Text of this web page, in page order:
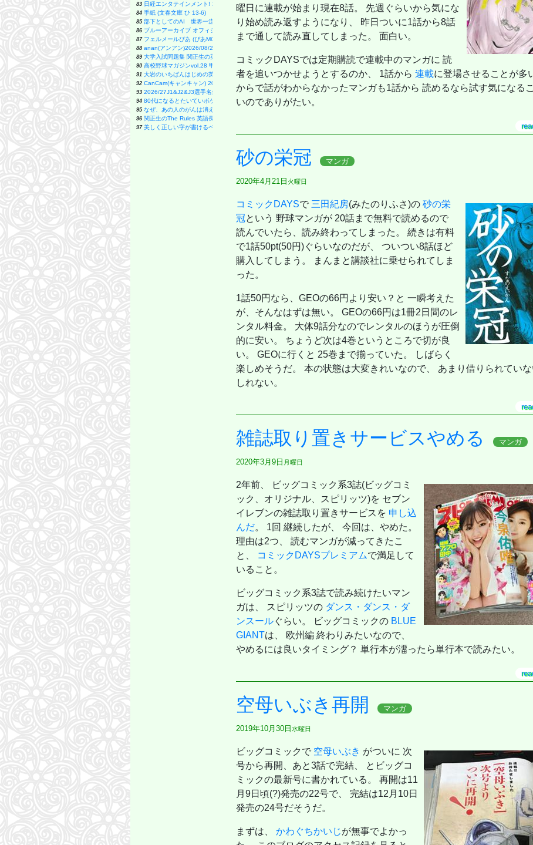
83 日経エンタテインメント! 2026年 9 月号【表紙：SUPER EIGHT】
84 手紙 (文春文庫 ひ 13-6)
85 部下としてのAI 世界一流エンジニアの進化術
86 ブルーアーカイブ オフィシャルアートワークス4
87 フェルメールぴあ (ぴあMOOK)
88 anan(アンアン)2026/08/26号 No.2508[睡眠の技術。／ふぉ～ゆ～]
89 大学入試問題集 関正生の英文法ポラリス[1 標準レベル]
90 高校野球マガジンvol.28 甲子園2026夏完全ガイド（週刊ベースボール9/3号増刊）
91 大岩のいちばんはじめの英文法【超基礎文法編】 (東進ブックス 名人の授業シリーズ)
92 CanCam(キャンキャン) 2026年9月号 特別版【表紙：ACEes】
93 2026/27J1&J2&J3選手名鑑 (NSK MOOK)
94 80代になるとたいていボケるか死ぬ。70代は神様から与えられた特別な時間 (幻冬舎新書 803)
95 なぜ、あの人のがんは消えたのか？80人のがんサバイバーと355の科学論文が示す新しい選択肢
96 関正生のThe Rules 英語長文問題集2入試標準 (大学入試)
97 美しく正しい字が書けるペン字練習帳
曜日に連載が始まり現在8話。 先週ぐらいから気にな
り始め読み返すようになり、 昨日ついに1話から8話
まで通して読み直してしまった。 面白い。
コミックDAYSでは定期購読で連載中のマンガに 読
者を追いつかせようとするのか、 1話から 連載に登場させることが多
からで話がわからなかったマンガも1話から 読めるなら試す気になる
いのでありがたい。
砂の栄冠 マンガ
2020年4月21日 火曜日
コミックDAYSで 三田紀房(みたのりふさ)の 砂の栄
冠という 野球マンガが 20話まで無料で読めるので
読んでいたら、読み終わってしまった。 続きは有料
で1話50pt(50円)ぐらいなのだが、 ついつい8話ほど
購入してしまう。 まんまと講談社に乗せられてしま
った。
1話50円なら、GEOの66円より安い？と 一瞬考えた
が、そんなはずは無い。 GEOの66円は1冊2日間のレ
ンタル料金。 大体9話分なのでレンタルのほうが圧倒
的に安い。 ちょうど次は4巻というところで切が良
い。 GEOに行くと 25巻まで揃っていた。 しばらく
楽しめそうだ。 本の状態は大変きれいなので、 あまり借りられてい
しれない。
雑誌取り置きサービスやめる マンガ
2020年3月9日 月曜日
2年前、 ビッグコミック系3誌(ビッグコミ
ック、オリジナル、スピリッツ)を セブン
イレブンの雑誌取り置きサービスを 申し込
んだ。 1回 継続したが、 今回は、やめた。
理由は2つ、 読むマンガが減ってきたこ
と、
コミックDAYSプレミアムで満足して
いること。
ビッグコミック系3誌で読み続けたいマン
ガは、 スピリッツの ダンス・ダンス・ダ
ンスールぐらい。 ビッグコミックの BLUE
GIANTは、 欧州編 終わりみたいなので、
やめるには良いタイミング？ 単行本が澑ったら単行本で読みたい。
空母いぶき再開 マンガ
2019年10月30日 水曜日
ビッグコミックで 空母いぶき がついに 次
号から再開、あと3話で完結、 とビッグコ
ミックの最新号に書かれている。 再開は11
月9日頃(?)発売の22号で、 完結は12月10日
発売の24号だそうだ。
まずは、 かわぐちかいじが無事でよかっ